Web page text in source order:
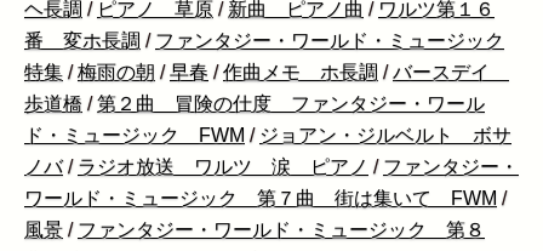
ヘ長調 / ピアノ 草原 / 新曲 ピアノ曲 / ワルツ第１６
番 変ホ長調 / ファンタジー・ワールド・ミュージック
特集 /梅雨の朝 /早春 /作曲メモ ホ長調 /バースデイ
歩道橋 /第２曲 冒険の仕度 ファンタジー・ワール
ド・ミュージック FWM / ジョアン・ジルベルト ボサ
ノバ / ラジオ放送 ワルツ 涙 ピアノ / ファンタジー・
ワールド・ミュージック 第７曲 街は集いて FWM /
風景 / ファンタジー・ワールド・ミュージック 第８